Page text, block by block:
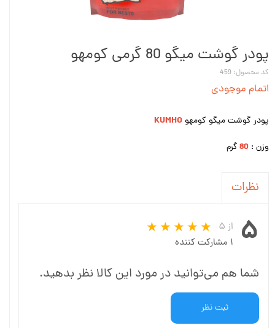
پودر گوشت میگو 80 گرمی کومهو
کد محصول: 459
اتمام موجودی
پودر گوشت میگو کومهو KUMHO
وزن : 80گرم
نظرات
۵ از ۵
۱ مشارکت کننده
شما هم می‌توانید در مورد این کالا نظر بدهید.
ثبت نظر